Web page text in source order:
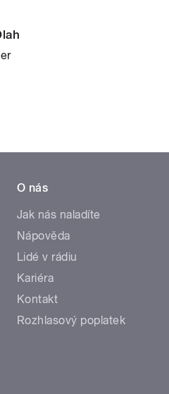
O nás
Jak nás naladíte
Nápověda
Lidé v rádiu
Kariéra
Kontakt
Rozhlasový poplatek